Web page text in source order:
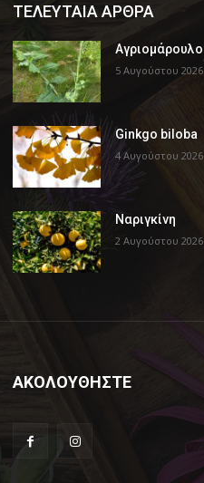
ΤΕΛΕΥΤΑΙΑ ΑΡΘΡΑ
Αγριομάρουλο
5 Αυγούστου 2026
Ginkgo biloba
4 Αυγούστου 2026
Ναριγκίνη
2 Αυγούστου 2026
ΑΚΟΛΟΥΘΗΣΤΕ